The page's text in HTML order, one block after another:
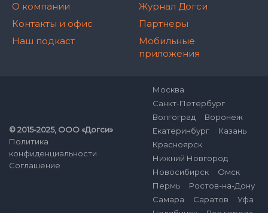
О компании
Контакты и офис
Наш подкаст
Журнал Догси
Партнеры
Мобильные
приложения
© 2015-2025, ООО «Догси»
Политика
конфиденциальности
Соглашение
Москва
Санкт-Петербург
Волгоград
Воронеж
Екатеринбург
Казань
Красноярск
Нижний Новгород
Новосибирск
Омск
Пермь
Ростов-на-Дону
Самара
Саратов
Уфа